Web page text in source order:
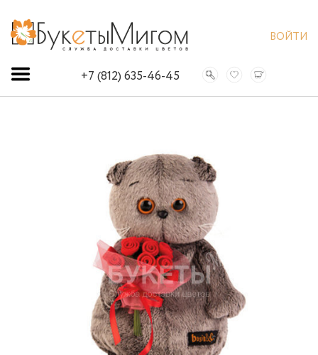
ВОЙТИ
+7 (812) 635-46-45